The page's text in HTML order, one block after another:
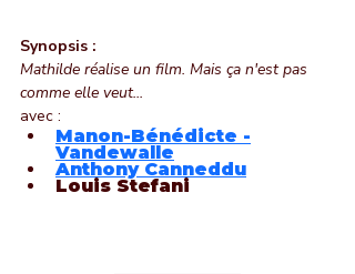
Synopsis :
Mathilde réalise un film. Mais ça n'est pas
comme elle veut...
avec :
Manon-Bénédicte -
Vandewalle
Anthony Canneddu
Louis Stefani